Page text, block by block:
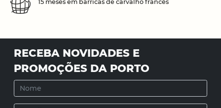
15 meses em barricas de carvalho francês
RECEBA NOVIDADES E
PROMOÇÕES DA PORTO